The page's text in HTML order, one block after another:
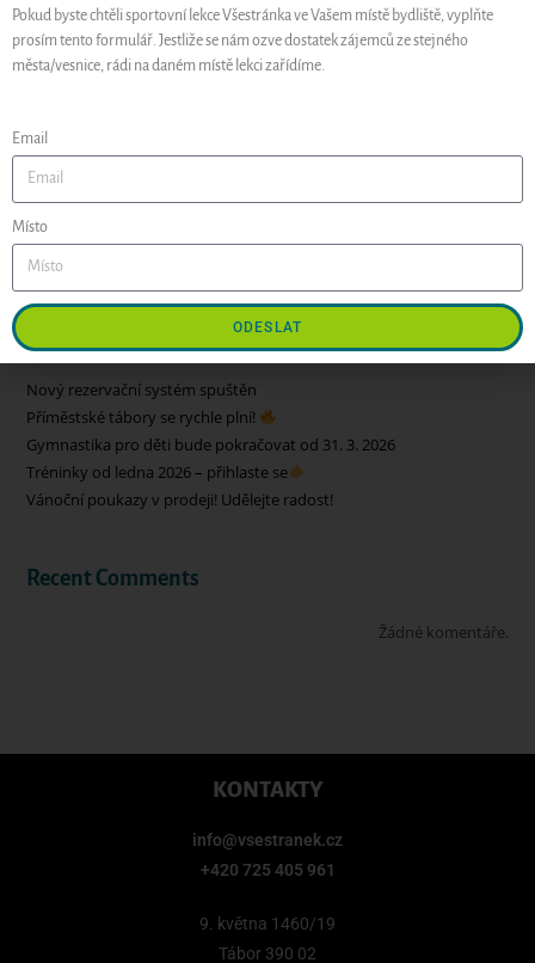
Uložit do prohlížeče jméno, e-mail a webovou stránku pro
budoucí komentáře.
Hledat
HLEDAT
Nový rezervační systém spuštěn
Příměstské tábory se rychle plní!
Gymnastika pro děti bude pokračovat od 31. 3. 2026
Tréninky od ledna 2026 – přihlaste se
Vánoční poukazy v prodeji! Udělejte radost!
Recent Comments
Žádné komentáře.
KONTAKTY
info@vsestranek.cz
+420 725 405 961
9. května 1460/19
Tábor 390 02
Pokud byste chtěli sportovní lekce Všestránka ve Vašem místě bydliště, vyplňte
prosím tento formulář. Jestliže se nám ozve dostatek zájemců ze stejného
města/vesnice, rádi na daném místě lekci zařídíme.
Email
Místo
ODESLAT